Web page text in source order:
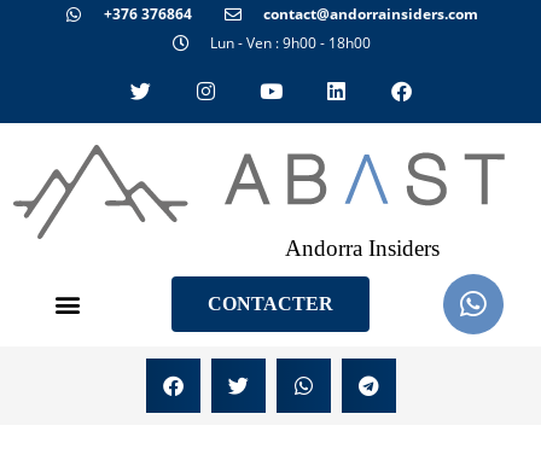
+376 376864
contact@andorrainsiders.com
Lun - Ven : 9h00 - 18h00
Andorra Insiders
CONTACTER